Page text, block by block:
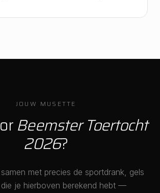
JOUW MUSETTE
Beemster Toertocht
2026?
met precies de sportdrank, gels
je hierboven berekend hebt —